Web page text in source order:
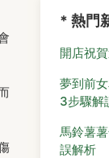
* 熱門
開店祝
夢到前
3步驟解
馬鈴薯
誤解析